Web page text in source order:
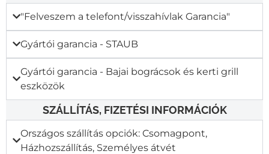
"Felveszem a telefont/visszahívlak Garancia"​
Gyártói garancia - STAUB
Gyártói garancia - Bajai bográcsok és kerti grill
eszközök
SZÁLLÍTÁS, FIZETÉSI INFORMÁCIÓK
Országos szállítás opciók: Csomagpont,
Házhozszállítás, Személyes átvét